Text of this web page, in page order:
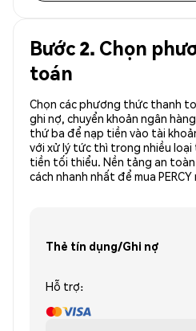
Bước 2. Chọn
toán
Chọn các phương thức thanh
ghi nợ, chuyển khoản ngân
thứ ba để nạp tiền vào tài
với xử lý tức thì trong nhiều loại
tiền tối thiểu. Nền tảng an toàn
cách nhanh nhất để mua
Thẻ tín dụng/Ghi nợ
Hỗ trợ: